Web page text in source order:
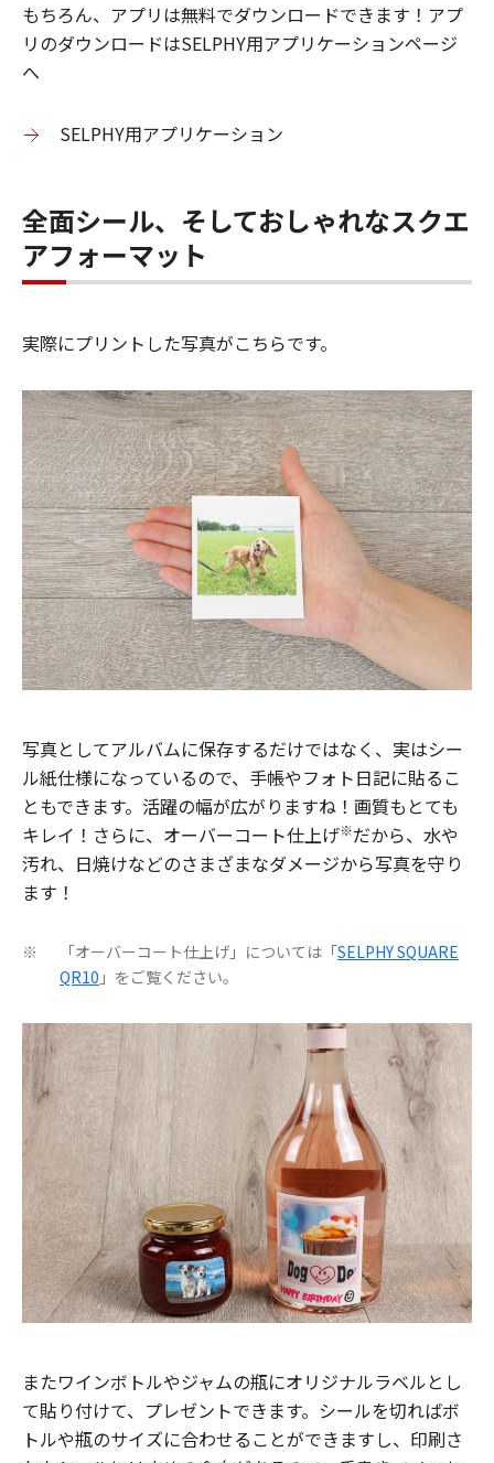
もちろん、アプリは無料でダウンロードできます！アプ
リのダウンロードはSELPHY用アプリケーションページ
へ
SELPHY用アプリケーション
全面シール、そしておしゃれなスクエ
アフォーマット
実際にプリントした写真がこちらです。
写真としてアルバムに保存するだけではなく、実はシー
ル紙仕様になっているので、手帳やフォト日記に貼るこ
ともできます。活躍の幅が広がりますね！画質もとても
キレイ！さらに、オーバーコート仕上げ※だから、水や
汚れ、日焼けなどのさまざまなダメージから写真を守り
ます！
※ 「オーバーコート仕上げ」については「SELPHY SQUARE
QR10 」をご覧ください。
またワインボトルやジャムの瓶にオリジナルラベルとし
て貼り付けて、プレゼントできます。シールを切ればボ
トルや瓶のサイズに合わせることができますし、印刷さ